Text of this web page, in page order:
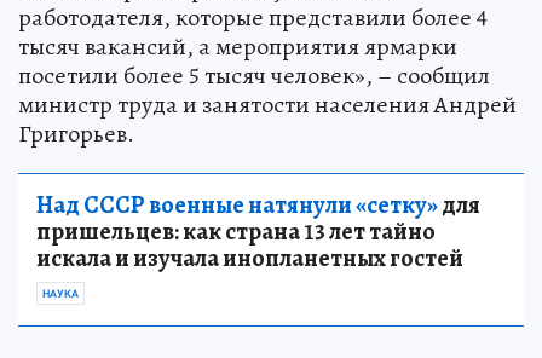
работодателя, которые представили более 4
тысяч вакансий, а мероприятия ярмарки
посетили более 5 тысяч человек», – сообщил
министр труда и занятости населения Андрей
Григорьев.
Над СССР военные натянули «сетку»для
пришельцев: как страна 13 лет тайно
искала и изучала инопланетных гостей
НАУКА